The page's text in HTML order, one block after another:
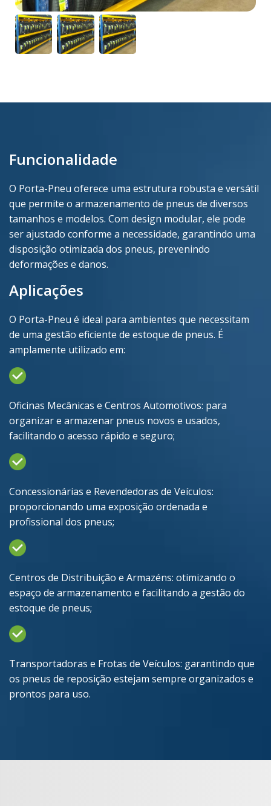
Funcionalidade
O Porta-Pneu oferece uma estrutura robusta e versátil
que permite o armazenamento de pneus de diversos
tamanhos e modelos. Com design modular, ele pode
ser ajustado conforme a necessidade, garantindo uma
disposição otimizada dos pneus, prevenindo
deformações e danos.
Aplicações
O Porta-Pneu é ideal para ambientes que necessitam
de uma gestão eficiente de estoque de pneus. É
amplamente utilizado em:
Oficinas Mecânicas e Centros Automotivos: para
organizar e armazenar pneus novos e usados,
facilitando o acesso rápido e seguro;
Concessionárias e Revendedoras de Veículos:
proporcionando uma exposição ordenada e
profissional dos pneus;
Centros de Distribuição e Armazéns: otimizando o
espaço de armazenamento e facilitando a gestão do
estoque de pneus;
Transportadoras e Frotas de Veículos: garantindo que
os pneus de reposição estejam sempre organizados e
prontos para uso.